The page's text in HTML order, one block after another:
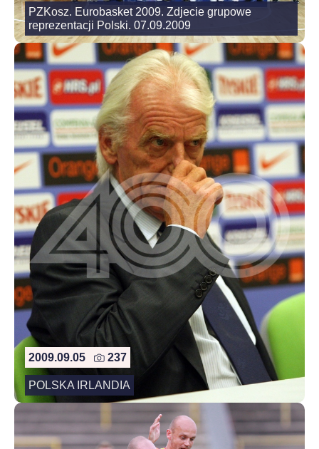
PZKosz. Eurobasket 2009. Zdjecie grupowe
reprezentacji Polski. 07.09.2009
2009.09.05 237
POLSKA IRLANDIA